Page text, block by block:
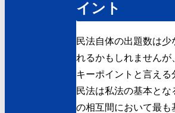
イント
民法自体の出題数は少
れるかもしれませんが
キーポイント と言える
民法は私法の基本とな
の相互間において最も